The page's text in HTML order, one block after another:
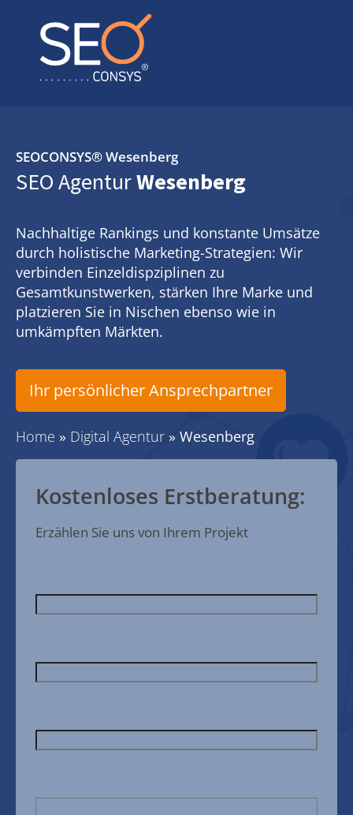
SEOCONSYS®Wesenberg
SEO AgenturWesenberg
Nachhaltige Rankings und konstante Umsätze
durch holistische Marketing-Strategien: Wir
verbinden Einzeldispziplinen zu
Gesamtkunstwerken, stärken Ihre Marke und
platzieren Sie in Nischen ebenso wie in
umkämpften Märkten.
Ihr persönlicher Ansprechpartner
Home » Digital Agentur » Wesenberg
Kostenloses Erstberatung:
Erzählen Sie uns von Ihrem Projekt